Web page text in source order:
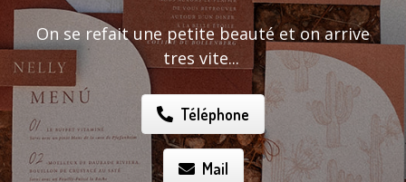
On se refait une petite beauté et on arrive
tres vite...
Téléphone
Mail